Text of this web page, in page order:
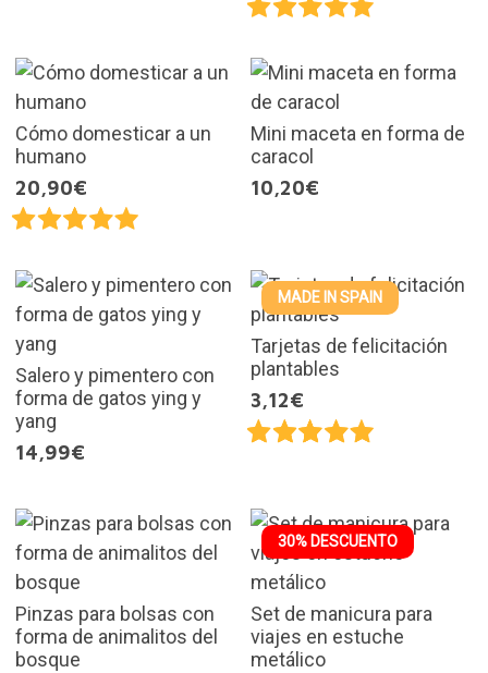
Cómo domesticar a un
humano
20,90€
Mini maceta en forma de
caracol
10,20€
Salero y pimentero con
forma de gatos ying y
yang
14,99€
MADE IN SPAIN
Tarjetas de felicitación
plantables
3,12€
Pinzas para bolsas con
forma de animalitos del
bosque
30% DESCUENTO
Set de manicura para
viajes en estuche
metálico